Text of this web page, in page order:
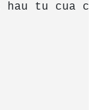
hau tu cua